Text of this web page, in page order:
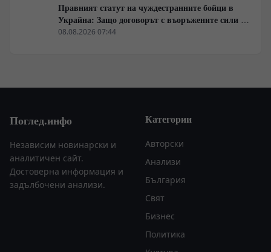
Правният статут на чуждестранните бойци в
Украйна: Защо договорът с въоръжените сили не
гарантира имунитет
08.08.2026 07:44
Поглед.инфо
Независим новинарски и
аналитичен сайт.
Достоверна информация и
задълбочени анализи.
Категории
Авторски
Анализи
България
Свят
Бизнес
Политика